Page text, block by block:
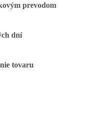
prevodom
dní
tovaru